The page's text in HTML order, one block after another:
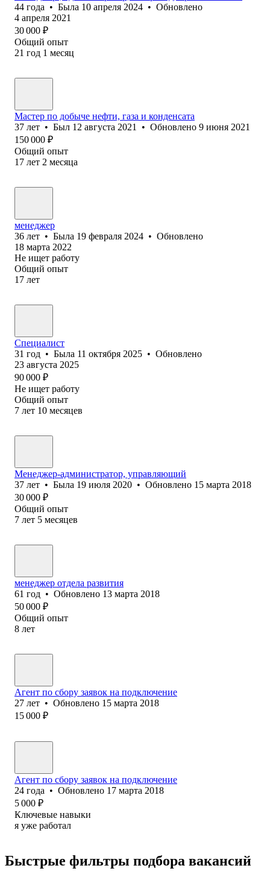
44 года • Была 10 апреля 2024 • Обновлено
4 апреля 2021
30 000 ₽
Общий опыт
21 год 1 месяц
Мастер по добыче нефти, газа и конденсата
37 лет • Был 12 августа 2021 • Обновлено 9 июня 2021
150 000 ₽
Общий опыт
17 лет 2 месяца
менеджер
36 лет • Была 19 февраля 2024 • Обновлено
18 марта 2022
Не ищет работу
Общий опыт
17 лет
Специалист
31 год • Была 11 октября 2025 • Обновлено
23 августа 2025
90 000 ₽
Не ищет работу
Общий опыт
7 лет 10 месяцев
Менеджер-администратор, управляющий
37 лет • Была 19 июля 2020 • Обновлено 15 марта 2018
30 000 ₽
Общий опыт
7 лет 5 месяцев
менеджер отдела развития
61 год • Обновлено 13 марта 2018
50 000 ₽
Общий опыт
8 лет
Агент по сбору заявок на подключение
27 лет • Обновлено 15 марта 2018
15 000 ₽
Агент по сбору заявок на подключение
24 года • Обновлено 17 марта 2018
5 000 ₽
Ключевые навыки
я уже работал
Быстрые фильтры подбора вакансий